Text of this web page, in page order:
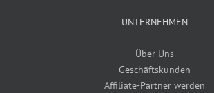
UNTERNEHMEN
Über Uns
Geschäftskunden
Affiliate-Partner werden